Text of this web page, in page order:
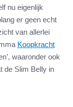
nu eigenlijk
er geen echt
van allerlei
Koopkracht
waaronder ook
de Slim Belly in